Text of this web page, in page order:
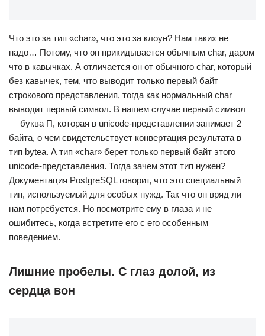
Что это за тип «char», что это за клоун? Нам таких не
надо… Потому, что он прикидывается обычным char, даром
что в кавычках. А отличается он от обычного char, который
без кавычек, тем, что выводит только первый байт
строкового представления, тогда как нормальный char
выводит первый символ. В нашем случае первый символ
— буква П, которая в unicode-представлении занимает 2
байта, о чем свидетельствует конвертация результата в
тип bytea. А тип «char» берет только первый байт этого
unicode-представления. Тогда зачем этот тип нужен?
Документация PostgreSQL говорит, что это специальный
тип, используемый для особых нужд. Так что он вряд ли
нам потребуется. Но посмотрите ему в глаза и не
ошибитесь, когда встретите его с его особенным
поведением.
Лишние пробелы. С глаз долой, из
сердца вон